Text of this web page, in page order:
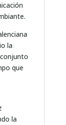
la
que
la